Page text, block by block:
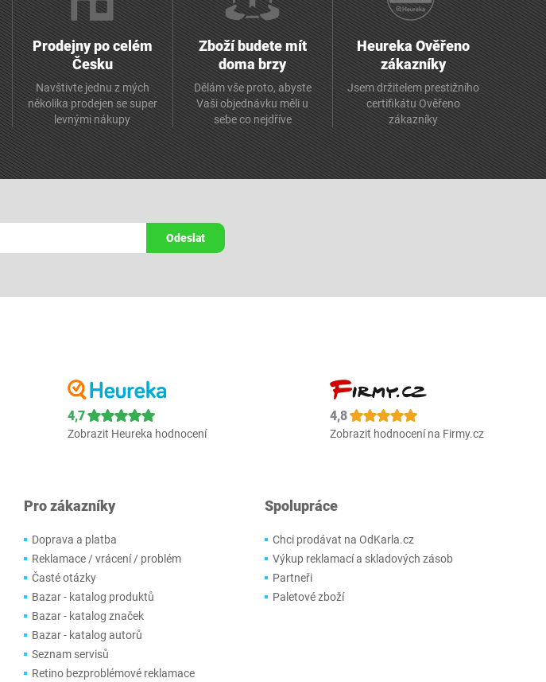
Prodejny po celém
Česku
Navštivte jednu z mých
několika prodejen se super
levnými nákupy
Zboží budete mít
doma brzy
Dělám vše proto, abyste
Vaši objednávku měli u
sebe co nejdříve
Heureka Ověřeno
zákazníky
Jsem držitelem prestižního
certifikátu Ověřeno
zákazníky
Odeslat
4,7
Zobrazit Heureka hodnocení
4,8
Zobrazit hodnocení na Firmy.cz
Pro zákazníky
Doprava a platba
Reklamace / vrácení / problém
Časté otázky
Bazar - katalog produktů
Bazar - katalog značek
Bazar - katalog autorů
Seznam servisů
Retino bezproblémové reklamace
Spolupráce
Chci prodávat na OdKarla.cz
Výkup reklamací a skladových zásob
Partneři
Paletové zboží